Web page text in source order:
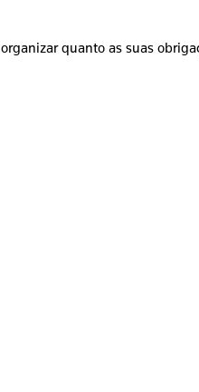
quanto as suas